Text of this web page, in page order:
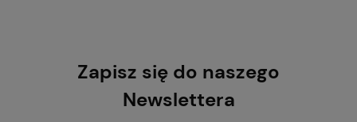
Zapisz się do naszego
Newslettera